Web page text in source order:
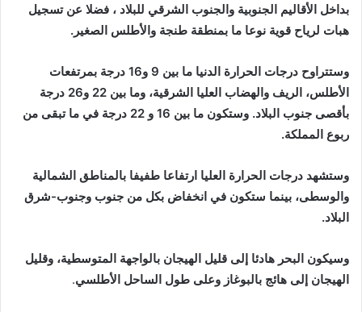
بداخل الأقاليم الجنوبية والجنوب الشرقي للبلاد ، فضلا عن تسجيل
هبات لرياح قوية نوعا ما بمنطقة طنجة والأطلس الصغير.
وستتراوح درجات الحرارة الدنيا ما بين 9 و16 درجة بمرتفعات
الأطلس، الريف والهضاب العليا الشرقية، وما بين 22 و26 درجة
بأقصى جنوب البلاد. وستكون ما بين 16 و 22 درجة في ما تبقى من
ربوع المملكة.
وستشهد درجات الحرارة العليا ارتفاعا طفيفا بالمناطق الشمالية
والوسطى، بينما ستكون في انخفاض بكل من جنوب وجنوب-شرق
البلاد.
وسيكون البحر هادئا إلى قليل الهيجان بالواجهة المتوسطية، وقليل
الهيجان إلى هائج بالبوغاز وعلى طول الساحل الأطلسي.